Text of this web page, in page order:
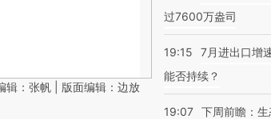
辑：张帆 | 版面编辑：边放
过7600万盎司
19:15
7月进出口增
能否持续？
19:07 下周前瞻：